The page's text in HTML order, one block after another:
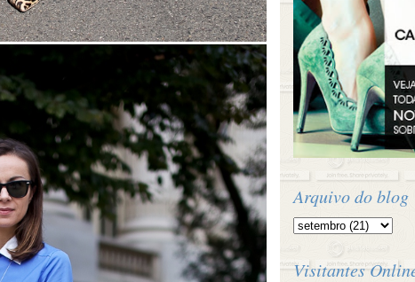
Arquivo do blog
Visitantes